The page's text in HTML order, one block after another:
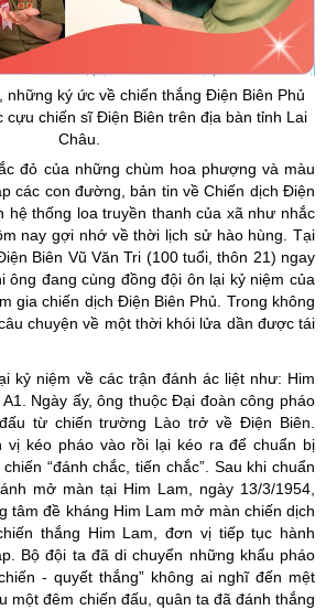
những ký ức về chiến thắng Điện Biên Phủ
cựu chiến sĩ Điện Biên trên địa bàn tỉnh Lai
Châu.
đỏ của những chùm hoa phượng và màu
các con đường, bản tin về Chiến dịch Điện
hệ thống loa truyền thanh của xã như nhắc
nay gợi nhớ về thời lịch sử hào hùng. Tại
Biên Vũ Văn Tri (100 tuổi, thôn 21) ngay
ông đang cùng đồng đội ôn lại kỷ niệm của
gia chiến dịch Điện Biên Phủ. Trong không
chuyện về một thời khói lửa dần được tái
kỷ niệm về các trận đánh ác liệt như: Him
Ngày ấy, ông thuộc Đại đoàn công pháo
từ chiến trường Lào trở về Điện Biên.
vị kéo pháo vào rồi lại kéo ra để chuẩn bị
“đánh chắc, tiến chắc”. Sau khi chuẩn
mở màn tại Him Lam, ngày 13/3/1954,
tâm đề kháng Him Lam mở màn chiến dịch
thắng Him Lam, đơn vị tiếp tục hành
Bộ đội ta đã di chuyển những khẩu pháo
- quyết thắng” không ai nghĩ đến mệt
một đêm chiến đấu, quân ta đã đánh thắng